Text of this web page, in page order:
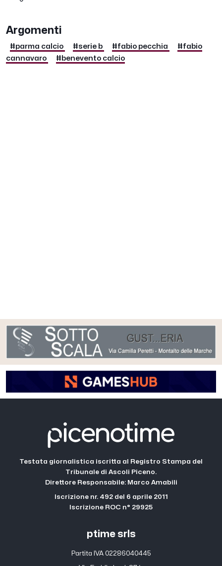
Argomenti
#parma calcio #serie b #fabio pecchia
#fabio
cannavaro
#benevento calcio
Testata giornalistica iscritta al Registro Stampa del
Tribunale di Ascoli Piceno.
Direttore Responsabile: Marco Amabili
Iscrizione nr. 492 del 6 aprile 2011
Iscrizione ROC n° 29925
ptime srls
Partita IVA 02286040445